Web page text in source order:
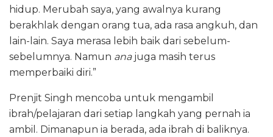
hidup. Merubah saya, yang awalnya kurang
berakhlak dengan orang tua, ada rasa angkuh, dan
lain-lain. Saya merasa lebih baik dari sebelum-
sebelumnya. Namun ana juga masih terus
memperbaiki diri.”
Prenjit Singh mencoba untuk mengambil
ibrah/pelajaran dari setiap langkah yang pernah ia
ambil. Dimanapun ia berada, ada ibrah di baliknya.